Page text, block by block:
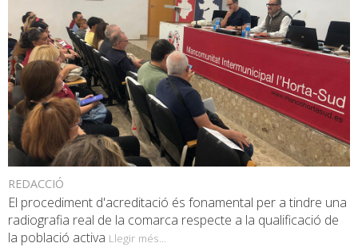
REDACCIÓ
El procediment d'acreditació és fonamental per a tindre una
radiografia real de la comarca respecte a la qualificació de
la població activa Llegir més...